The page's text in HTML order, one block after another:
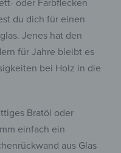
oder Farbflecken
du dich für einen
Jenes hat den
für Jahre bleibt es
bei Holz in die
Bratöl oder
einfach ein
aus Glas